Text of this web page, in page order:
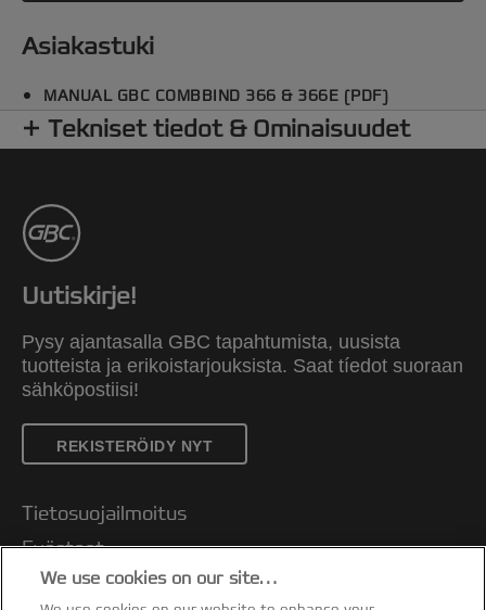
Asiakastuki
MANUAL GBC COMBBIND 366 & 366E (PDF)
Tekniset tiedot & Ominaisuudet
Uutiskirje!
Pysy ajantasalla GBC tapahtumista, uusista
tuotteista ja erikoistarjouksista. Saat tíedot suoraan
sähköpostiisi!
REKISTERÖIDY NYT
Tietosuojailmoitus
Evästeet
Oikeudellinen huomautus
We use cookies on our site…